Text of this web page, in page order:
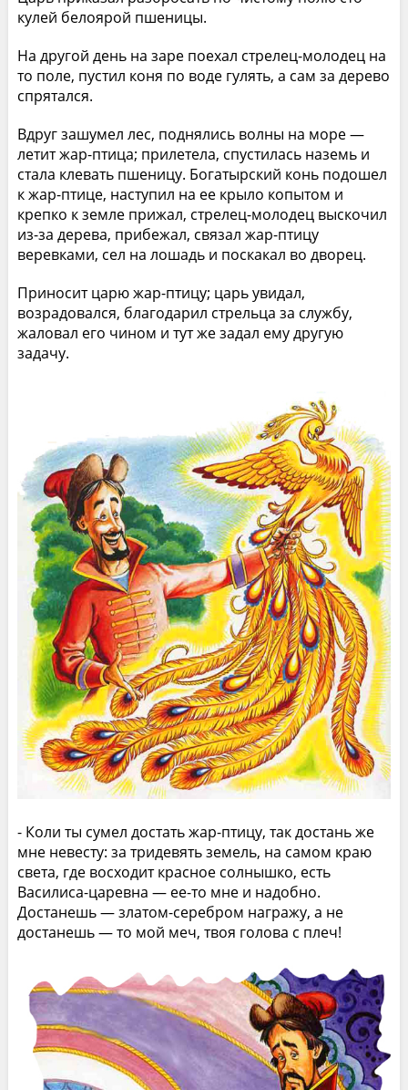
кулей белоярой пшеницы.
На другой день на заре поехал стрелец-молодец на
то поле, пустил коня по воде гулять, а сам за дерево
спрятался.
Вдруг зашумел лес, поднялись волны на море —
летит жар-птица; прилетела, спустилась наземь и
стала клевать пшеницу. Богатырский конь подошел
к жар-птице, наступил на ее крыло копытом и
крепко к земле прижал, стрелец-молодец выскочил
из-за дерева, прибежал, связал жар-птицу
веревками, сел на лошадь и поскакал во дворец.
Приносит царю жар-птицу; царь увидал,
возрадовался, благодарил стрельца за службу,
жаловал его чином и тут же задал ему другую
задачу.
- Коли ты сумел достать жар-птицу, так достань же
мне невесту: за тридевять земель, на самом краю
света, где восходит красное солнышко, есть
Василиса-царевна — ее-то мне и надобно.
Достанешь — златом-серебром награжу, а не
достанешь — то мой меч, твоя голова с плеч!